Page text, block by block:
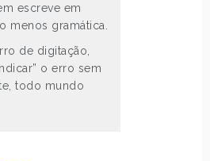
escreve em
menos gramática.
de digitação,
o erro sem
todo mundo